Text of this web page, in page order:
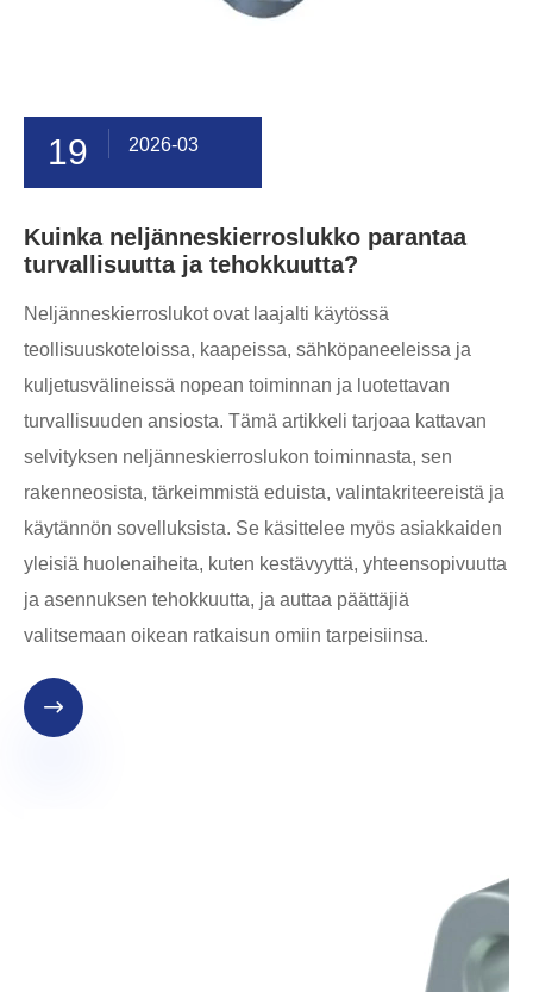
19 2026-03
Kuinka neljänneskierroslukko parantaa
turvallisuutta ja tehokkuutta?
Neljänneskierroslukot ovat laajalti käytössä
teollisuuskoteloissa, kaapeissa, sähköpaneeleissa ja
kuljetusvälineissä nopean toiminnan ja luotettavan
turvallisuuden ansiosta. Tämä artikkeli tarjoaa kattavan
selvityksen neljänneskierroslukon toiminnasta, sen
rakenneosista, tärkeimmistä eduista, valintakriteereistä ja
käytännön sovelluksista. Se käsittelee myös asiakkaiden
yleisiä huolenaiheita, kuten kestävyyttä, yhteensopivuutta
ja asennuksen tehokkuutta, ja auttaa päättäjiä
valitsemaan oikean ratkaisun omiin tarpeisiinsa.
